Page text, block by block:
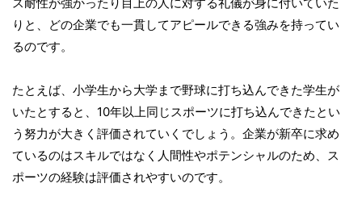
ス耐性が強かったり目上の人に対する礼儀が身に付いていた
りと、どの企業でも一貫してアピールできる強みを持ってい
るのです。
たとえば、小学生から大学まで野球に打ち込んできた学生が
いたとすると、10年以上同じスポーツに打ち込んできたとい
う努力が大きく評価されていくでしょう。企業が新卒に求め
ているのはスキルではなく人間性やポテンシャルのため、ス
ポーツの経験は評価されやすいのです。